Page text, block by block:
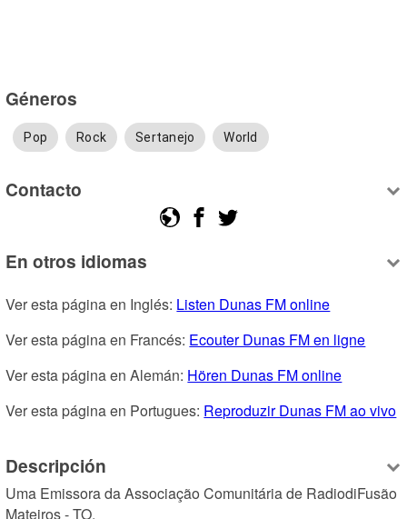
Géneros
Pop Rock Sertanejo World
Contacto
En otros idiomas
Ver esta página en Inglés: Listen Dunas FM online
Ver esta página en Francés: Ecouter Dunas FM en ligne
Ver esta página en Alemán: Hören Dunas FM online
Ver esta página en Portugues: Reproduzir Dunas FM ao vivo
Descripción
Uma Emissora da Associação Comunitária de RadiodiFusão
Mateiros - TO.